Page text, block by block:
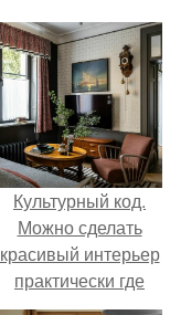
Культурный код.
Можно сделать
красивый интерьер
практически где
угодно.